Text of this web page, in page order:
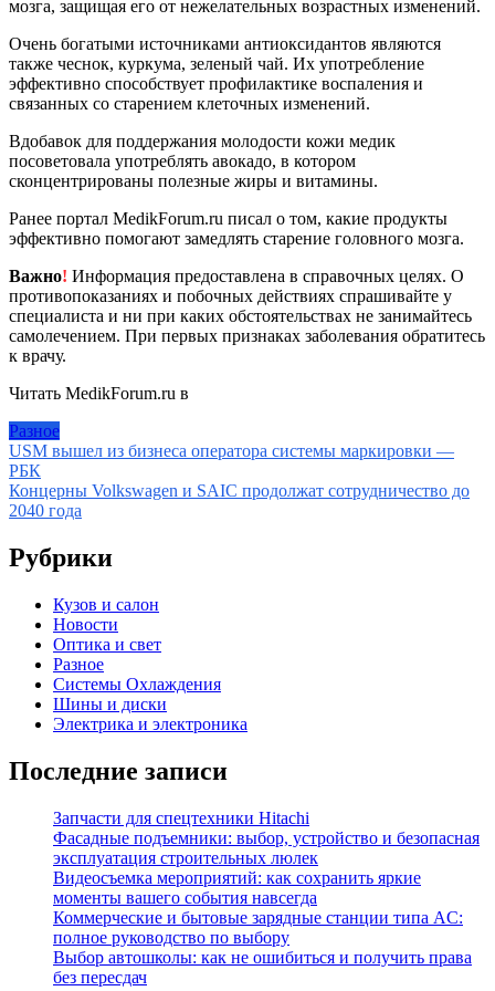
мозга, защищая его от нежелательных возрастных изменений.
Очень богатыми источниками антиоксидантов являются
также чеснок, куркума, зеленый чай. Их употребление
эффективно способствует профилактике воспаления и
связанных со старением клеточных изменений.
Вдобавок для поддержания молодости кожи медик
посоветовала употреблять авокадо, в котором
сконцентрированы полезные жиры и витамины.
Ранее портал MedikForum.ru писал о том, какие продукты
эффективно помогают замедлять старение головного мозга.
Важно! Информация предоставлена в справочных целях. О
противопоказаниях и побочных действиях спрашивайте у
специалиста и ни при каких обстоятельствах не занимайтесь
самолечением. При первых признаках заболевания обратитесь
к врачу.
Читать MedikForum.ru в
Разное
Навигация
по
записям
USM вышел из бизнеса оператора системы маркировки —
РБК
Концерны Volkswagen и SAIC продолжат сотрудничество до
2040 года
Рубрики
Кузов и салон
Новости
Оптика и свет
Разное
Системы Охлаждения
Шины и диски
Электрика и электроника
Последние записи
Запчасти для спецтехники Hitachi
Фасадные подъемники: выбор, устройство и безопасная
эксплуатация строительных люлек
Видеосъемка мероприятий: как сохранить яркие
моменты вашего события навсегда
Коммерческие и бытовые зарядные станции типа AC:
полное руководство по выбору
Выбор автошколы: как не ошибиться и получить права
без пересдач